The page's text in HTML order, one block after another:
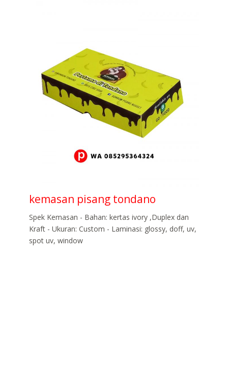
kemasan pisang tondano
Spek Kemasan - Bahan: kertas ivory ,Duplex dan
Kraft - Ukuran: Custom - Laminasi: glossy, doff, uv,
spot uv, window